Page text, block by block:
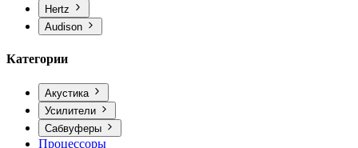
Hertz
Audison
Категории
Акустика
Усилители
Сабвуферы
Процессоры